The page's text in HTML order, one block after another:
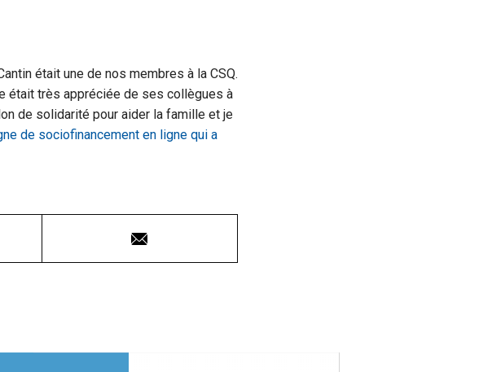
était une de nos membres à la CSQ.
était très appréciée de ses collègues à
de solidarité pour aider la famille et je
de sociofinancement en ligne qui a